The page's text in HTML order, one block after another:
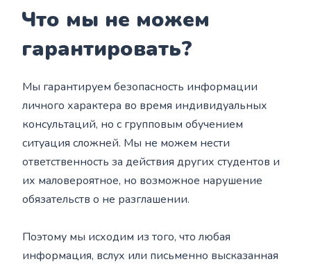
Что мы не можем
гарантировать?
Мы гарантируем безопасность информации
личного характера во время индивидуальных
консультаций, но с групповым обучением
ситуация сложней. Мы не можем нести
ответственность за действия других студентов и
их маловероятное, но возможное нарушение
обязательств о не разглашении.
Поэтому мы исходим из того, что любая
информация, вслух или письменно высказанная